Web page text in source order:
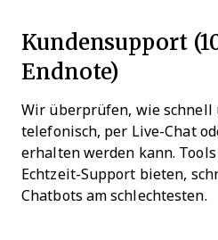
Kundensupport
Endnote)
Wir überprüfen, wie schnell
telefonisch, per Live-Chat
erhalten werden kann.
Echtzeit-Support bieten,
Chatbots am schlechtesten.